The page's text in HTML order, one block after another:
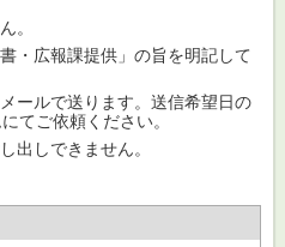
。
・広報課提供」の旨を明記して
ールで送ります。送信希望日の
てご依頼ください。
出しできません。